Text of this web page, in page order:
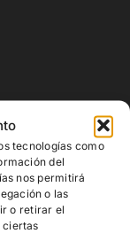
tecnologías como
del
nos permitirá
o las
o retirar el
ciertas